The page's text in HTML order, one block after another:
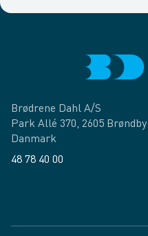
Brødrene Dahl A/S
Park Allé 370, 2605 Brøndby
Danmark
48 78 40 00